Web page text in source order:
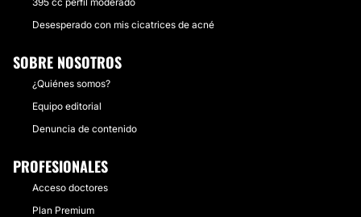
Desesperado con mis cicatrices de acné
SOBRE NOSOTROS
¿Quiénes somos?
Equipo editorial
Denuncia de contenido
PROFESIONALES
Acceso doctores
Plan Premium